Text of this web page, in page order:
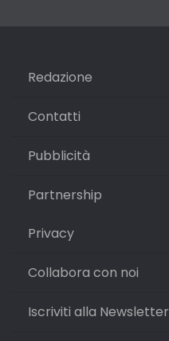
Redazione
Contatti
Pubblicità
Partnership
Privacy
Collabora con noi
Iscriviti alla Newsletter